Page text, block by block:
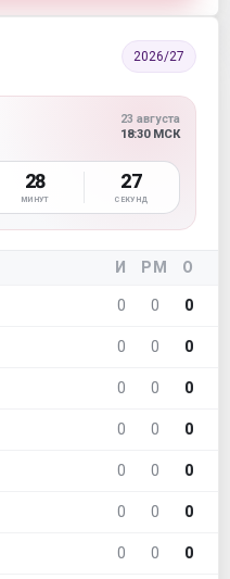
2026/27
23 августа
18:30 МСК
28
МИНУТ
26
СЕКУНД
И РМ О
0 0 0
0 0 0
0 0 0
0 0 0
0 0 0
0 0 0
0 0 0